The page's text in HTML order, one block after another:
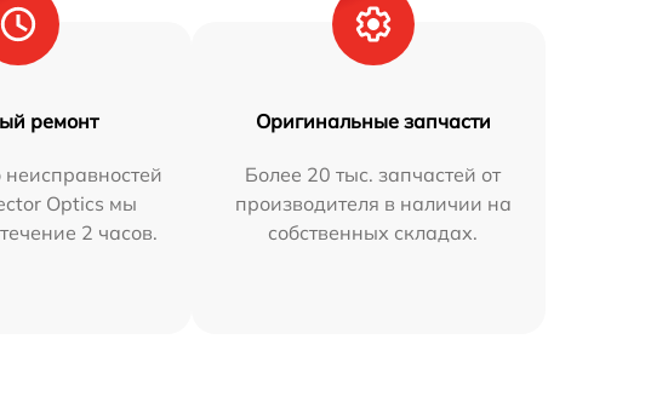
ремонт
Optics мы
2 часов.
Оригинальные запчасти
Более 20 тыс. запчастей от
производителя в наличии на
собственных складах.